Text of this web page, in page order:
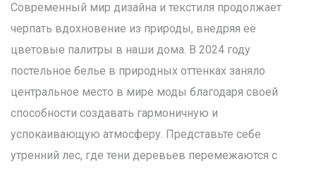
Современный мир дизайна и текстиля продолжает
черпать вдохновение из природы, внедряя её
цветовые палитры в наши дома. В 2024 году
постельное белье в природных оттенках заняло
центральное место в мире моды благодаря своей
способности создавать гармоничную и
успокаивающую атмосферу. Представьте себе
утренний лес, где тени деревьев перемежаются с